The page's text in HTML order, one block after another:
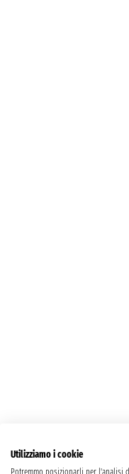
Utilizziamo i cookie
Potremmo posizionarli per